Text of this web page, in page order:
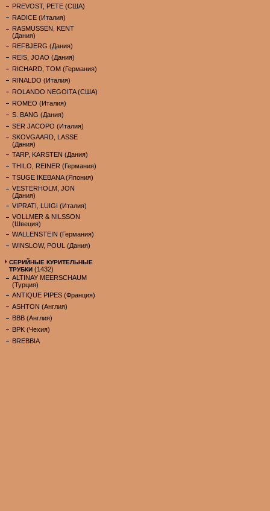
PREVOST, PETE (США)
RADICE (Италия)
RASMUSSEN, KENT
(Дания)
REFBJERG (Дания)
REIS, JOAO (Дания)
RICHARD, TOM (Германия)
RINALDO (Италия)
ROLANDO NEGOITA (США)
ROMEO (Италия)
S. BANG (Дания)
SER JACOPO (Италия)
SKOVGAARD, LASSE
(Дания)
TARP, KARSTEN (Дания)
THILO, REINER (Германия)
TSUGE IKEBANA (Япония)
VESTERHOLM, JON
(Дания)
VIPRATI, LUIGI (Италия)
VOLLMER & NILSSON
(Швеция)
WALLENSTEIN (Германия)
WINSLOW, POUL (Дания)
СЕРИЙНЫЕ КУРИТЕЛЬНЫЕ
ТРУБКИ (1432)
ALTINAY MEERSCHAUM
(Турция)
ANTIQUE PIPES (Франция)
ASHTON (Англия)
BBB (Англия)
BPK (Чехия)
BREBBIA